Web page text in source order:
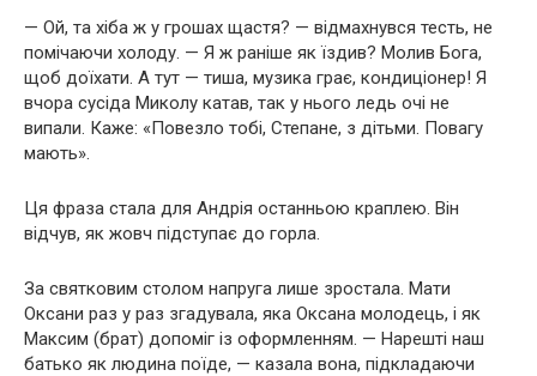
— Ой, та хіба ж у грошах щастя? — відмахнувся тесть, не
помічаючи холоду. — Я ж раніше як їздив? Молив Бога,
щоб доїхати. А тут — тиша, музика грає, кондиціонер! Я
вчора сусіда Миколу катав, так у нього ледь очі не
випали. Каже: «Повезло тобі, Степане, з дітьми. Повагу
мають».
Ця фраза стала для Андрія останньою краплею. Він
відчув, як жовч підступає до горла.
За святковим столом напруга лише зростала. Мати
Оксани раз у раз згадувала, яка Оксана молодець, і як
Максим (брат) допоміг із оформленням. — Нарешті наш
батько як людина поїде, — казала вона, підкладаючи